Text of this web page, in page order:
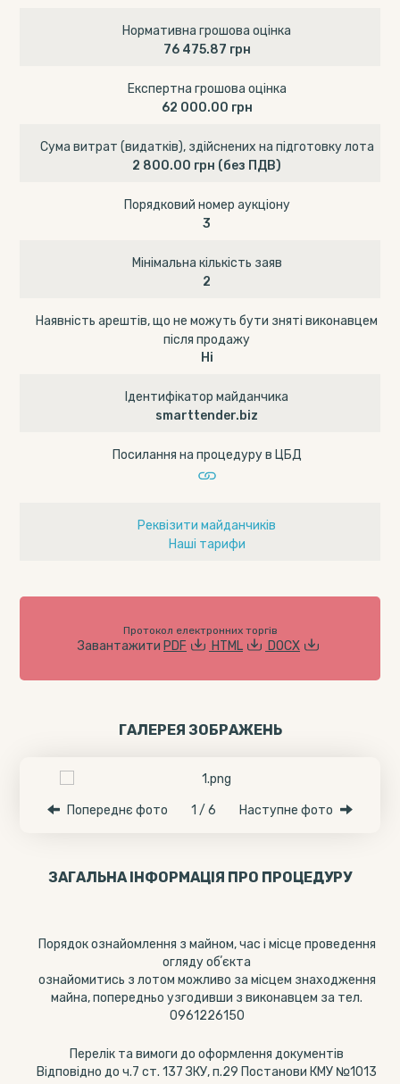
Нормативна грошова оцінка
76 475.87 грн
Експертна грошова оцінка
62 000.00 грн
Сума витрат (видатків), здійснених на підготовку лота
2 800.00 грн (без ПДВ)
Порядковий номер аукціону
3
Мінімальна кількість заяв
2
Наявність арештів, що не можуть бути зняті виконавцем
після продажу
Ні
Ідентифікатор майданчика
smarttender.biz
Посилання на процедуру в ЦБД
Реквізити майданчиків
Наші тарифи
Протокол електронних торгів
Завантажити PDF HTML DOCX
ГАЛЕРЕЯ ЗОБРАЖЕНЬ
Попереднє фото 1 / 6 Наступне фото
ЗАГАЛЬНА ІНФОРМАЦІЯ ПРО ПРОЦЕДУРУ
Порядок ознайомлення з майном, час і місце проведення
огляду обʼєкта
ознайомитись з лотом можливо за місцем знаходження
майна, попередньо узгодивши з виконавцем за тел.
0961226150
Перелік та вимоги до оформлення документів
Відповідно до ч.7 ст. 137 ЗКУ, п.29 Постанови КМУ №1013